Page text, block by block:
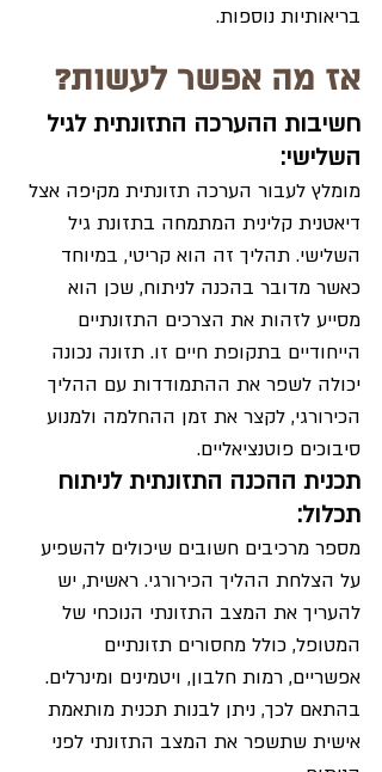
בריאותיות נוספות.
אז מה אפשר לעשות?
חשיבות ההערכה התזונתית לגיל
השלישי:
מומלץ לעבור הערכה תזונתית מקיפה אצל
דיאטנית קלינית המתמחה בתזונת גיל
השלישי. תהליך זה הוא קריטי, במיוחד
כאשר מדובר בהכנה לניתוח, שכן הוא
מסייע לזהות את הצרכים התזונתיים
הייחודיים בתקופת חיים זו. תזונה נכונה
יכולה לשפר את ההתמודדות עם ההליך
הכירורגי, לקצר את זמן ההחלמה ולמנוע
סיבוכים פוטנציאליים.
תכנית ההכנה התזונתית לניתוח
תכלול:
מספר מרכיבים חשובים שיכולים להשפיע
על הצלחת ההליך הכירורגי. ראשית, יש
להעריך את המצב התזונתי הנוכחי של
המטופל, כולל מחסורים תזונתיים
אפשריים, רמות חלבון, ויטמינים ומינרלים.
בהתאם לכך, ניתן לבנות תכנית מותאמת
אישית שתשפר את המצב התזונתי לפני